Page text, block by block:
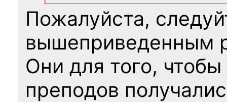
Пожалуйста,
вышеприведенным
Они для того,
преподов